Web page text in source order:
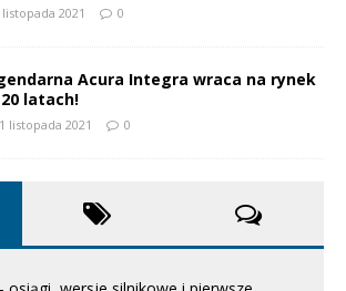
listopada 2021 0
Acura Integra wraca na rynek
latach!
listopada 2021 0